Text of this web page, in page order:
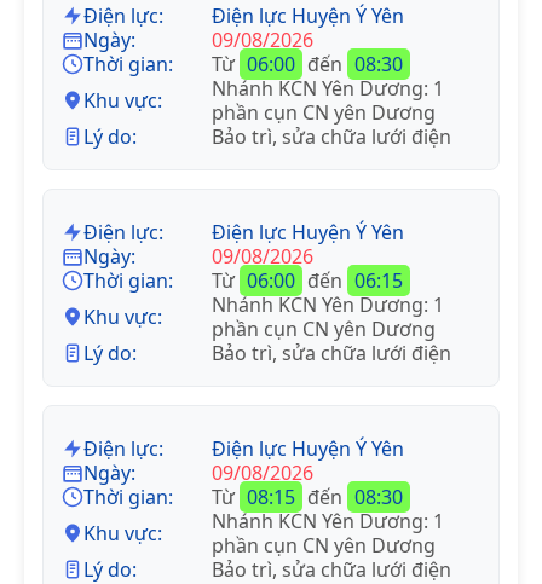
Điện lực:
Điện lực Huyện Ý Yên
Ngày:
09/08/2026
Thời gian:
Từ 06:00 đến 08:30
Khu vực:
Nhánh KCN Yên Dương: 1
phần cụn CN yên Dương
Lý do:
Bảo trì, sửa chữa lưới điện
Điện lực:
Điện lực Huyện Ý Yên
Ngày:
09/08/2026
Thời gian:
Từ 06:00 đến 06:15
Khu vực:
Nhánh KCN Yên Dương: 1
phần cụn CN yên Dương
Lý do:
Bảo trì, sửa chữa lưới điện
Điện lực:
Điện lực Huyện Ý Yên
Ngày:
09/08/2026
Thời gian:
Từ 08:15 đến 08:30
Khu vực:
Nhánh KCN Yên Dương: 1
phần cụn CN yên Dương
Lý do:
Bảo trì, sửa chữa lưới điện